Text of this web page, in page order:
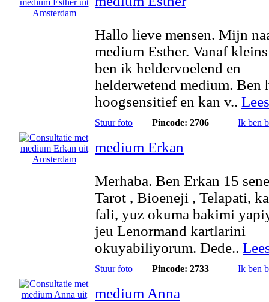
Hallo lieve mensen. Mijn
medium Esther. Vanaf
ben ik heldervoelend en
helderwetend medium. Ben
hoogsensitief en kan v..
Stuur foto Pincode: 2706 Ik ben
medium Erkan
Merhaba. Ben Erkan 15
Tarot , Bioeneji , Telapati,
fali, yuz okuma bakimi
jeu Lenormand kartlarini
okuyabiliyorum. Dede..
Stuur foto Pincode: 2733 Ik ben
medium Anna